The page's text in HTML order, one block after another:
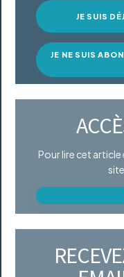
JE SUIS
JE NE SUIS
Pour lire cet